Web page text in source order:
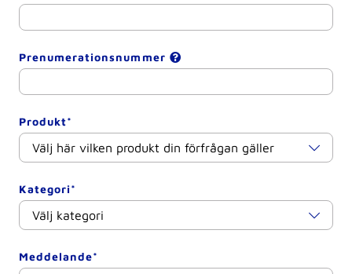
Prenumerationsnummer
Produkt*
Kategori*
Meddelande*